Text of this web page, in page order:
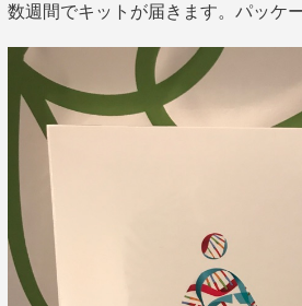
数週間でキットが届きます。パッケ